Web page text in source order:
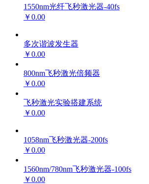
1550nm光纤飞秒激光器-40fs
￥0.00
多次谐波发生器
￥0.00
800nm飞秒激光倍频器
￥0.00
飞秒激光实验搭建系统
￥0.00
1058nm飞秒激光器-200fs
￥0.00
1560nm/780nm飞秒激光器-100fs
￥0.00